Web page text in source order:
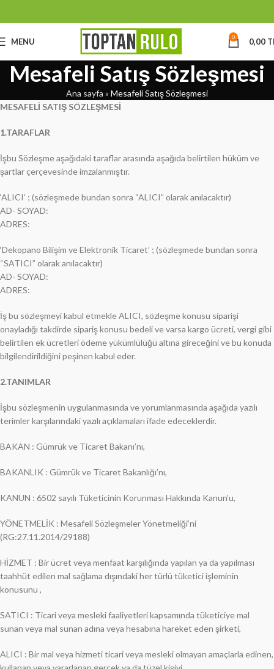
MENU 0 0,00
Mesafeli Satış Sözleşmesi
Ana sayfa » Mesafeli Satış Sözleşmesi
MESAFELİ SATIŞ SÖZLEŞMESİ
1.TARAFLAR
İşbu Sözleşme aşağıdaki taraflar arasında aşağıda belirtilen hüküm ve
şartlar çerçevesinde imzalanmıştır.
‘ALICI’ ; (sözleşmede bundan sonra “ALICI” olarak anılacaktır)
AD- SOYAD:
ADRES:
‘Dekopano Bilişim ve Elektronik Ticaret’ ; (sözleşmede bundan sonra
“SATICI” olarak anılacaktır)
AD- SOYAD:
ADRES:
İş bu sözleşmeyi kabul etmekle ALICI, sözleşme konusu siparişi
onayladığı takdirde sipariş konusu bedeli ve varsa kargo ücreti, vergi gibi
belirtilen ek ücretleri ödeme yükümlülüğü altına gireceğini ve bu konuda
bilgilendirildiğini peşinen kabul eder.
2.TANIMLAR
İşbu sözleşmenin uygulanmasında ve yorumlanmasında aşağıda yazılı
terimler karşılarındaki yazılı açıklamaları ifade edeceklerdir.
BAKAN : Gümrük ve Ticaret Bakanı’nı,
BAKANLIK : Gümrük ve Ticaret Bakanlığı’nı,
KANUN : 6502 sayılı Tüketicinin Korunması Hakkında Kanun’u,
YÖNETMELİK : Mesafeli Sözleşmeler Yönetmeliği’ni
(RG:27.11.2014/29188)
HİZMET : Bir ücret veya menfaat karşılığında yapılan ya da yapılması
taahhüt edilen mal sağlama dışındaki her türlü tüketici işleminin
konusunu ,
SATICI : Ticari veya mesleki faaliyetleri kapsamında tüketiciye mal
sunan veya mal sunan adına veya hesabına hareket eden şirketi,
ALICI : Bir mal veya hizmeti ticari veya mesleki olmayan amaçlarla edinen,